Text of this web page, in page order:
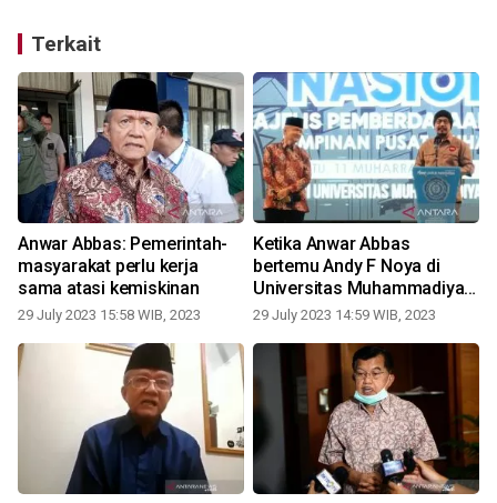
Terkait
Anwar Abbas: Pemerintah-
masyarakat perlu kerja
sama atasi kemiskinan
29 July 2023 15:58 WIB, 2023
Ketika Anwar Abbas
bertemu Andy F Noya di
Universitas Muhammadiyah
Purwokerto
29 July 2023 14:59 WIB, 2023